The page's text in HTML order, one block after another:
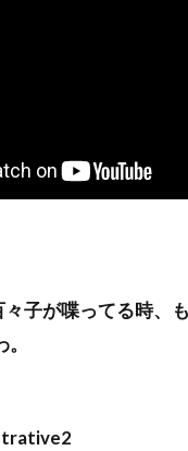
子が喋ってる時、